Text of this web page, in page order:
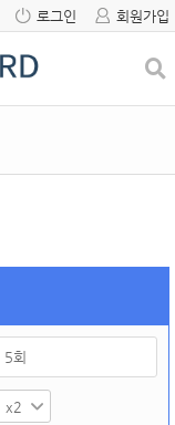
로그인 회원가입
5회